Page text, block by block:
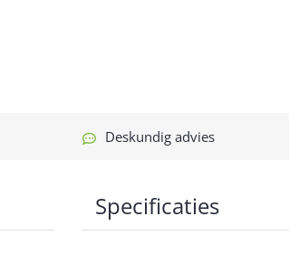
Deskundig advies
Specificaties